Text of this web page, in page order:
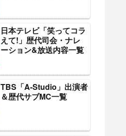
日本テレビ「笑ってコラ
えて!」歴代司会・ナレ
ーション&放送内容一覧
TBS「A-Studio」出演者
＆歴代サブMC一覧